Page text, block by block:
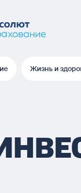
Жизнь и